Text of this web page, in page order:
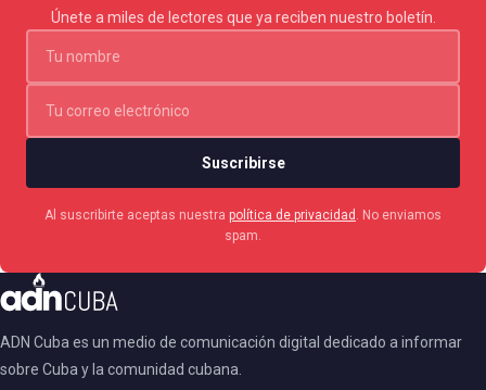
Únete a miles de lectores que ya reciben nuestro boletín.
Suscribirse
Al suscribirte aceptas nuestra política de privacidad
. No enviamos
spam.
ADN Cuba es un medio de comunicación digital dedicado a informar
sobre Cuba y la comunidad cubana.